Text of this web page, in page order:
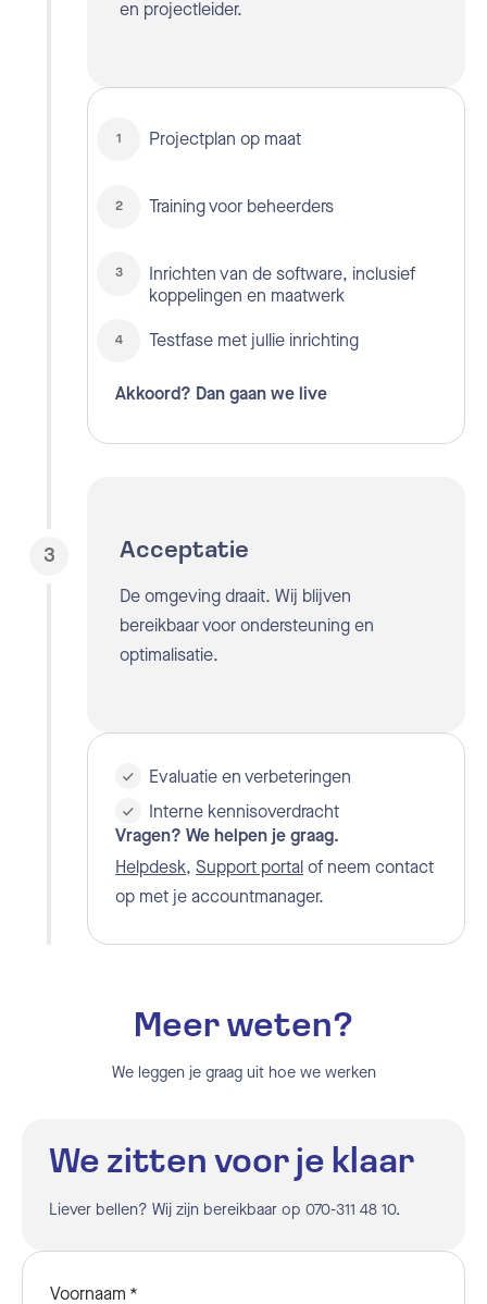
en projectleider.
Projectplan op maat
Training voor beheerders
Inrichten van de software, inclusief
koppelingen en maatwerk
Testfase met jullie inrichting
Akkoord? Dan gaan we live
3 Acceptatie
De omgeving draait. Wij blijven
bereikbaar voor ondersteuning en
optimalisatie.
Evaluatie en verbeteringen
Interne kennisoverdracht
Vragen? We helpen je graag.
Helpdesk, Support portalof neem contact
op met je accountmanager.
Meer weten?
We leggen je graag uit hoe we werken
We zitten voor je klaar
Liever bellen? Wij zijn bereikbaar op 070-311 48 10.
Voornaam *